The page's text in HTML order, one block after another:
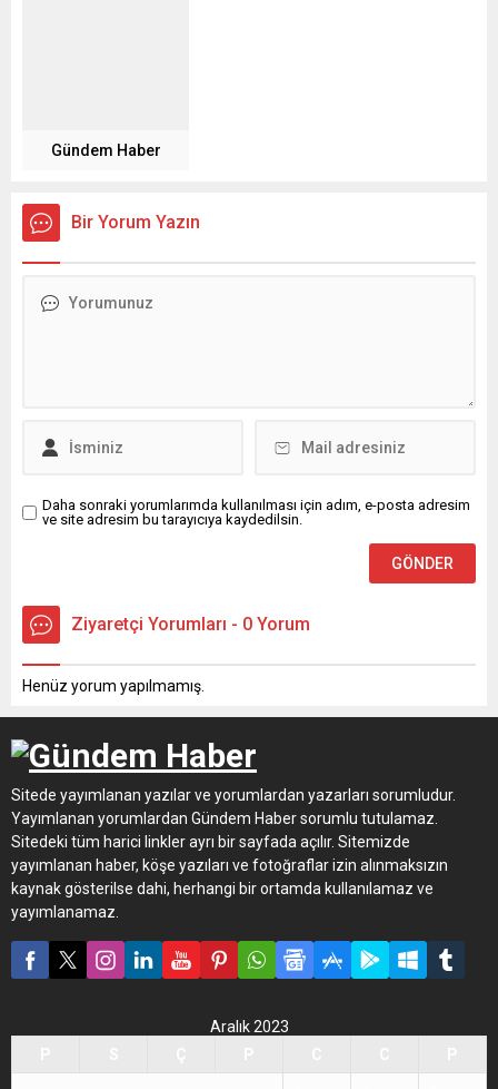
Gündem Haber
Bir Yorum Yazın
Daha sonraki yorumlarımda kullanılması için adım, e-posta adresim
ve site adresim bu tarayıcıya kaydedilsin.
Ziyaretçi Yorumları - 0 Yorum
Henüz yorum yapılmamış.
Sitede yayımlanan yazılar ve yorumlardan yazarları sorumludur.
Yayımlanan yorumlardan Gündem Haber sorumlu tutulamaz.
Sitedeki tüm harici linkler ayrı bir sayfada açılır. Sitemizde
yayımlanan haber, köşe yazıları ve fotoğraflar izin alınmaksızın
kaynak gösterilse dahi, herhangi bir ortamda kullanılamaz ve
yayımlanamaz.
Aralık 2023